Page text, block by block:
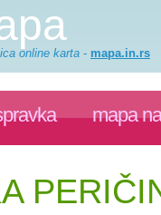
online karta - mapa.in.rs
mapa